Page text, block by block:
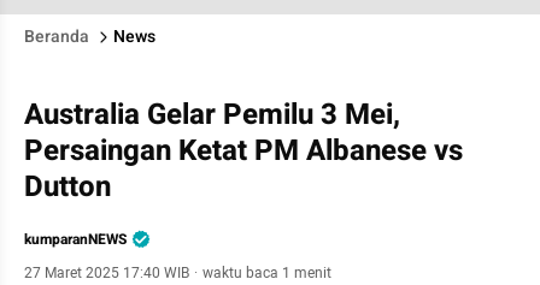
Beranda News
Australia Gelar Pemilu 3 Mei,
Persaingan Ketat PM Albanese vs
Dutton
kumparanNEWS
27 Maret 2025 17:40 WIB · waktu baca 1 menit